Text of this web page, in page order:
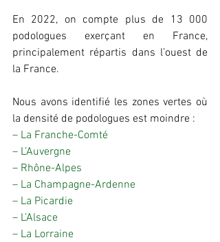
En 2022, on compte plus de 13 000
podologues exerçant en France,
principalement répartis dans l’ouest de
la France.
Nous avons identifié les zones vertes où
la densité de podologues est moindre :
– La Franche-Comté
– L’Auvergne
– Rhône-Alpes
– La Champagne-Ardenne
– La Picardie
– L’Alsace
– La Lorraine